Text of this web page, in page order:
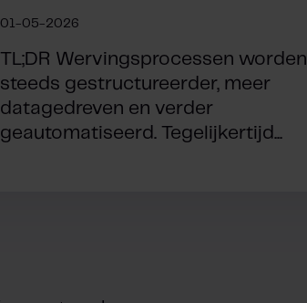
01-05-2026
TL;DR Wervingsprocessen worden
steeds gestructureerder, meer
datagedreven en verder
geautomatiseerd. Tegelijkertijd...